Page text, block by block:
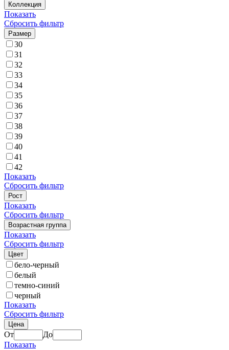
Коллекция
Показать
Сбросить фильтр
Размер
30
31
32
33
34
35
36
37
38
39
40
41
42
Показать
Сбросить фильтр
Рост
Показать
Сбросить фильтр
Возрастная группа
Показать
Сбросить фильтр
Цвет
бело-черный
белый
темно-синий
черный
Показать
Сбросить фильтр
Цена
От
До
Показать